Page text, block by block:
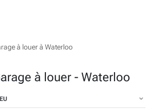
à louer à Waterloo
à louer - Waterloo